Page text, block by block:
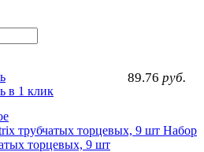
89.76 руб.
в 1 клик
Набор
торцевых, 9 шт